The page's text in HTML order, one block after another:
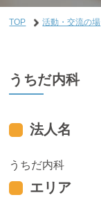
TOP 活動・交流の場
うちだ内科
法人名
うちだ内科
エリア